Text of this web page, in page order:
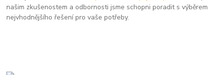
našim zkušenostem a odbornosti jsme schopni poradit s výběrem
nejvhodnějšího řešení pro vaše potřeby.